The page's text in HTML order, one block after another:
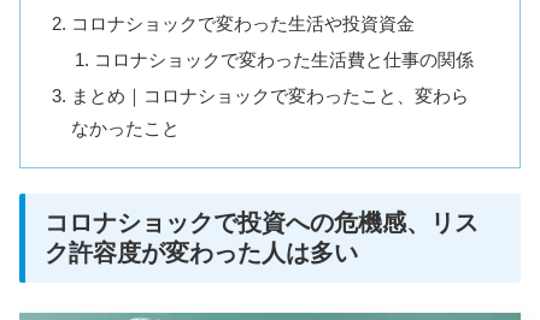
コロナショックで変わった生活や投資資金
コロナショックで変わった生活費と仕事の関係
まとめ｜コロナショックで変わったこと、変わら
なかったこと
コロナショックで投資への危機感、リス
ク許容度が変わった人は多い